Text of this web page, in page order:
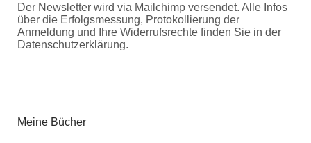
Der Newsletter wird via Mailchimp versendet. Alle Infos
über die Erfolgsmessung, Protokollierung der
Anmeldung und Ihre Widerrufsrechte finden Sie in der
Datenschutzerklärung.
Meine Bücher